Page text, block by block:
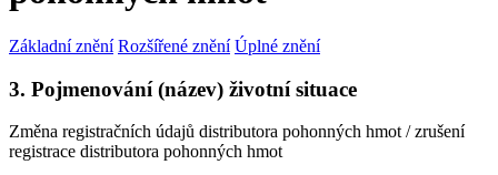
Základní znění Rozšířené znění Úplné znění
3. Pojmenování (název) životní situace
Změna registračních údajů distributora pohonných hmot / zrušení
registrace distributora pohonných hmot